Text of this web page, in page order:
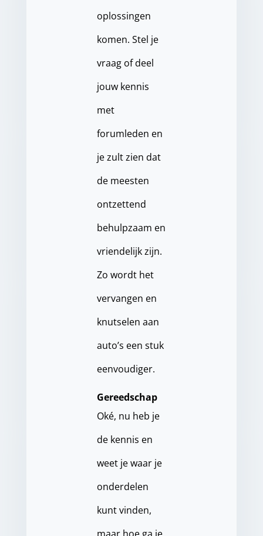
oplossingen
komen. Stel je
vraag of deel
jouw kennis
met
forumleden en
je zult zien dat
de meesten
ontzettend
behulpzaam en
vriendelijk zijn.
Zo wordt het
vervangen en
knutselen aan
auto’s een stuk
eenvoudiger.
Gereedschap
Oké, nu heb je
de kennis en
weet je waar je
onderdelen
kunt vinden,